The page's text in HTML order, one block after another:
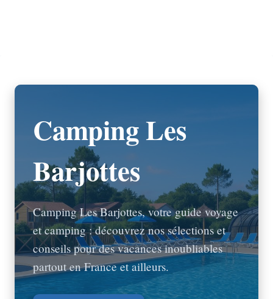
Camping Les
Barjottes
Camping Les Barjottes, votre guide voyage
et camping : découvrez nos sélections et
conseils pour des vacances inoubliables
partout en France et ailleurs.